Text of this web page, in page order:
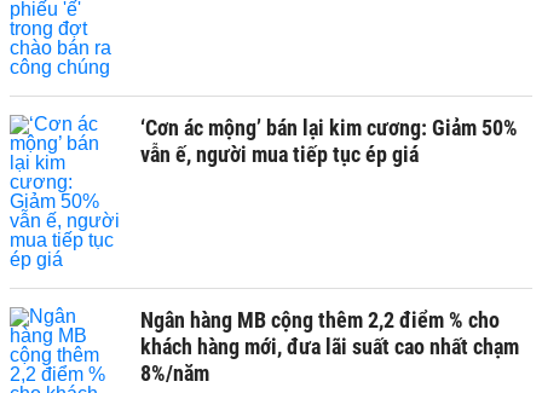
‘Cơn ác mộng’ bán lại kim cương: Giảm 50%
vẫn ế, người mua tiếp tục ép giá
Ngân hàng MB cộng thêm 2,2 điểm % cho
khách hàng mới, đưa lãi suất cao nhất chạm
8%/năm